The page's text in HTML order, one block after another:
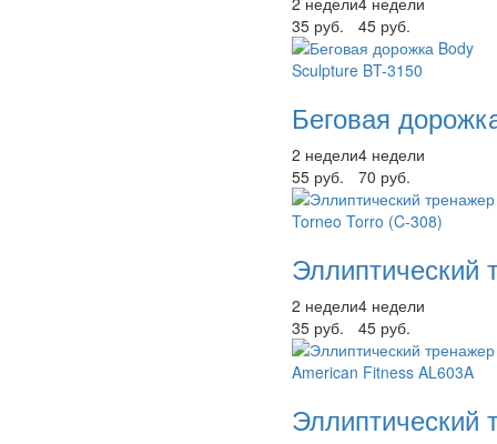
35 руб.
45 руб.
Беговая
2 недели4 недели
55 руб.
70 руб.
Эллиптический
2 недели4 недели
35 руб.
45 руб.
Эллиптический